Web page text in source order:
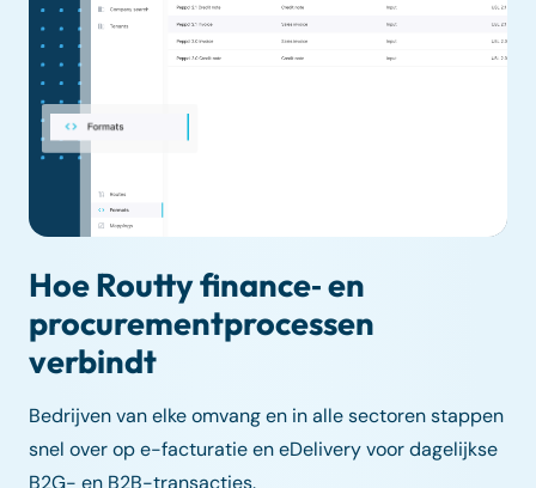
Hoe Routty finance‑ en
procurementprocessen
verbindt
Bedrijven van elke omvang en in alle sectoren stappen
snel over op e-facturatie en eDelivery voor dagelijkse
B2G- en B2B-transacties.